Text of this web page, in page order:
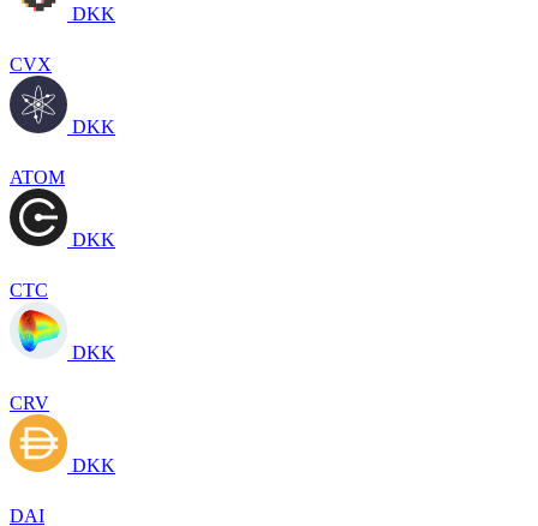
DKK
CVX
DKK
ATOM
DKK
CTC
DKK
CRV
DKK
DAI